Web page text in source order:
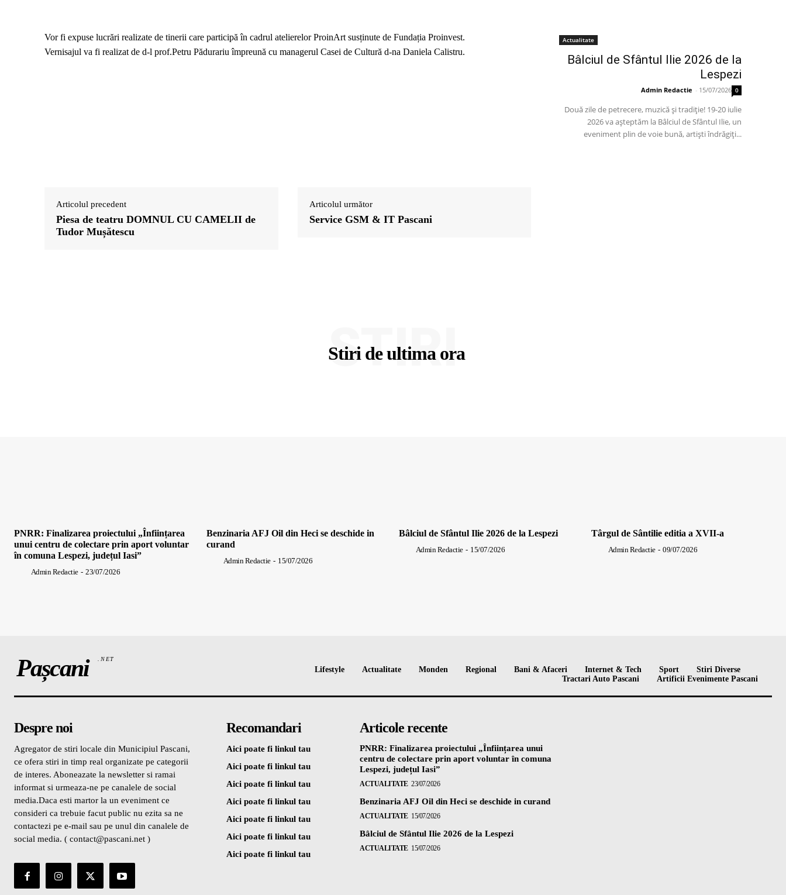
Vor fi expuse lucrări realizate de tinerii care participă în cadrul atelierelor ProinArt susținute de Fundația Proinvest.
Vernisajul va fi realizat de d-l prof.Petru Pădurariu împreună cu managerul Casei de Cultură d-na Daniela Calistru.
Articolul precedent
Piesa de teatru DOMNUL CU CAMELII de
Tudor Mușătescu
Articolul următor
Service GSM & IT Pascani
Actualitate
Bâlciul de Sfântul Ilie 2026 de la
Lespezi
Admin Redactie - 15/07/2026 0
Două zile de petrecere, muzică și tradiție! 19-20 iulie
2026 va așteptăm la Bâlciul de Sfântul Ilie, un
eveniment plin de voie bună, artiști îndrăgiți...
Stiri de ultima ora
STIRI
PNRR: Finalizarea proiectului „Înființarea
unui centru de colectare prin aport voluntar
în comuna Lespezi, județul Iasi”
Admin Redactie - 23/07/2026
Benzinaria AFJ Oil din Heci se deschide in
curand
Admin Redactie - 15/07/2026
Bâlciul de Sfântul Ilie 2026 de la Lespezi
Admin Redactie - 15/07/2026
Târgul de Sântilie editia a XVII-a
Admin Redactie - 09/07/2026
Pașcani .NET
Lifestyle Actualitate Monden Regional Bani & Afaceri Internet & Tech Sport
Stiri Diverse
Tractari Auto Pascani
Artificii Evenimente Pascani
Despre noi
Agregator de stiri locale din Municipiul Pascani,
ce ofera stiri in timp real organizate pe categorii
de interes. Aboneazate la newsletter si ramai
informat si urmeaza-ne pe canalele de social
media.Daca esti martor la un eveniment ce
consideri ca trebuie facut public nu ezita sa ne
contactezi pe e-mail sau pe unul din canalele de
social media. ( contact@pascani.net )
Recomandari
Aici poate fi linkul tau
Aici poate fi linkul tau
Aici poate fi linkul tau
Aici poate fi linkul tau
Aici poate fi linkul tau
Aici poate fi linkul tau
Aici poate fi linkul tau
Articole recente
PNRR: Finalizarea proiectului „Înființarea unui
centru de colectare prin aport voluntar în comuna
Lespezi, județul Iasi”
ACTUALITATE 23/07/2026
Benzinaria AFJ Oil din Heci se deschide in curand
ACTUALITATE 15/07/2026
Bâlciul de Sfântul Ilie 2026 de la Lespezi
ACTUALITATE 15/07/2026